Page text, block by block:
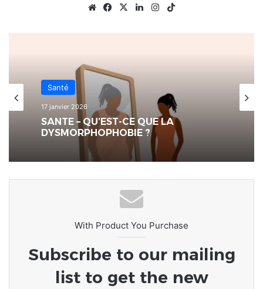
WebsiteFacebook
X LinkedinInstagram
Santé
17 janvier 2026
SANTE – QU’EST-CE QUE LA
DYSMORPHOPHOBIE ?
With Product You Purchase
Subscribe to our mailing
list to get the new